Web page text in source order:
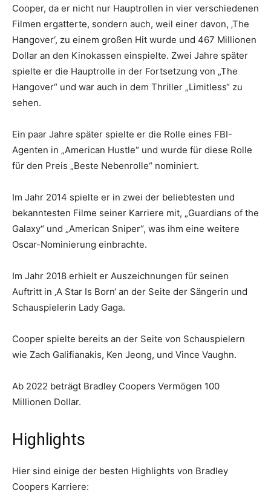
Cooper, da er nicht nur Hauptrollen in vier verschiedenen
Filmen ergatterte, sondern auch, weil einer davon, ‚The
Hangover‘, zu einem großen Hit wurde und 467 Millionen
Dollar an den Kinokassen einspielte. Zwei Jahre später
spielte er die Hauptrolle in der Fortsetzung von „The
Hangover“ und war auch in dem Thriller „Limitless“ zu
sehen.
Ein paar Jahre später spielte er die Rolle eines FBI-
Agenten in „American Hustle“ und wurde für diese Rolle
für den Preis „Beste Nebenrolle“ nominiert.
Im Jahr 2014 spielte er in zwei der beliebtesten und
bekanntesten Filme seiner Karriere mit, „Guardians of the
Galaxy“ und „American Sniper“, was ihm eine weitere
Oscar-Nominierung einbrachte.
Im Jahr 2018 erhielt er Auszeichnungen für seinen
Auftritt in ‚A Star Is Born‘ an der Seite der Sängerin und
Schauspielerin Lady Gaga.
Cooper spielte bereits an der Seite von Schauspielern
wie Zach Galifianakis, Ken Jeong, und Vince Vaughn.
Ab 2022 beträgt Bradley Coopers Vermögen 100
Millionen Dollar.
Highlights
Hier sind einige der besten Highlights von Bradley
Coopers Karriere: